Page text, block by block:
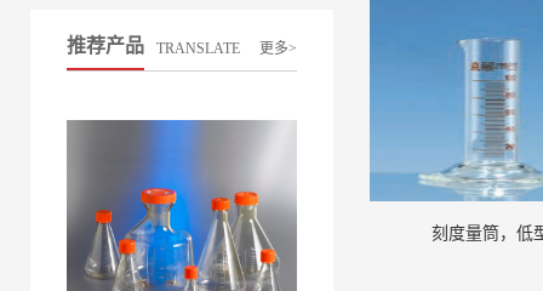
推荐产品 TRANSLATE 更多>
刻度量筒，低